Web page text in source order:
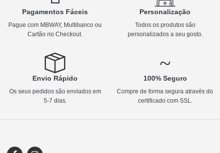
Pagamentos Fáceis
Pague com MBWAY, Multibanco ou
Cartão no Checkout.
Personalização
Todos os produtos são
personalizados a seu gosto.
Envio Rápido
Os seus pedidos são enviados em
5-7 dias.
100% Seguro
Compre de forma segura através do
certificado com SSL.